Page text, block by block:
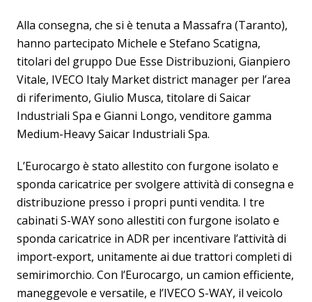
Alla consegna, che si è tenuta a Massafra (Taranto),
hanno partecipato Michele e Stefano Scatigna,
titolari del gruppo Due Esse Distribuzioni, Gianpiero
Vitale, IVECO Italy Market district manager per l’area
di riferimento, Giulio Musca, titolare di Saicar
Industriali Spa e Gianni Longo, venditore gamma
Medium-Heavy Saicar Industriali Spa.
L’Eurocargo è stato allestito con furgone isolato e
sponda caricatrice per svolgere attività di consegna e
distribuzione presso i propri punti vendita. I tre
cabinati S-WAY sono allestiti con furgone isolato e
sponda caricatrice in ADR per incentivare l’attività di
import-export, unitamente ai due trattori completi di
semirimorchio. Con l’Eurocargo, un camion efficiente,
maneggevole e versatile, e l’IVECO S-WAY, il veicolo